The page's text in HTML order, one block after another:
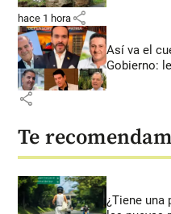
hace 1 hora share
Así va el
Gobierno:
share
Te
¿Tiene una